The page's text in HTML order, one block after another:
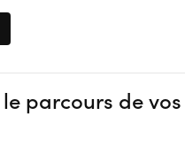
parcours de vos